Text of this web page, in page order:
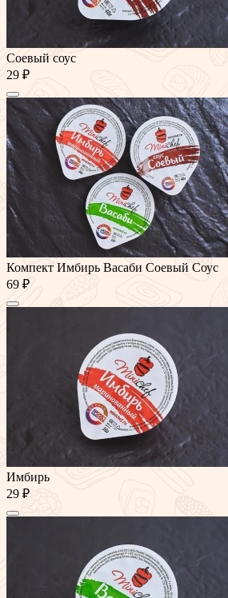
Соевый соус
29 ₽
Компект Имбирь Васаби Соевый Соус
69 ₽
Имбирь
29 ₽